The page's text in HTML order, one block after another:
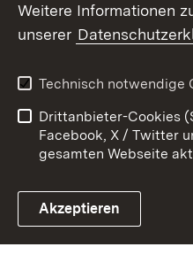
Link zum Landesportal
Kontakt
Barrierefreiheit
Impressum
Weitere Informationen
unserer
Technisch notwendige
Drittanbieter-Cookies
Facebook, X / Twitter
gesamten Webseite
Akzeptieren